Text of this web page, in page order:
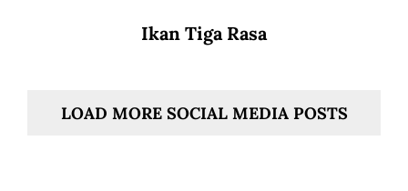
Ikan Tiga Rasa
LOAD MORE SOCIAL MEDIA POSTS